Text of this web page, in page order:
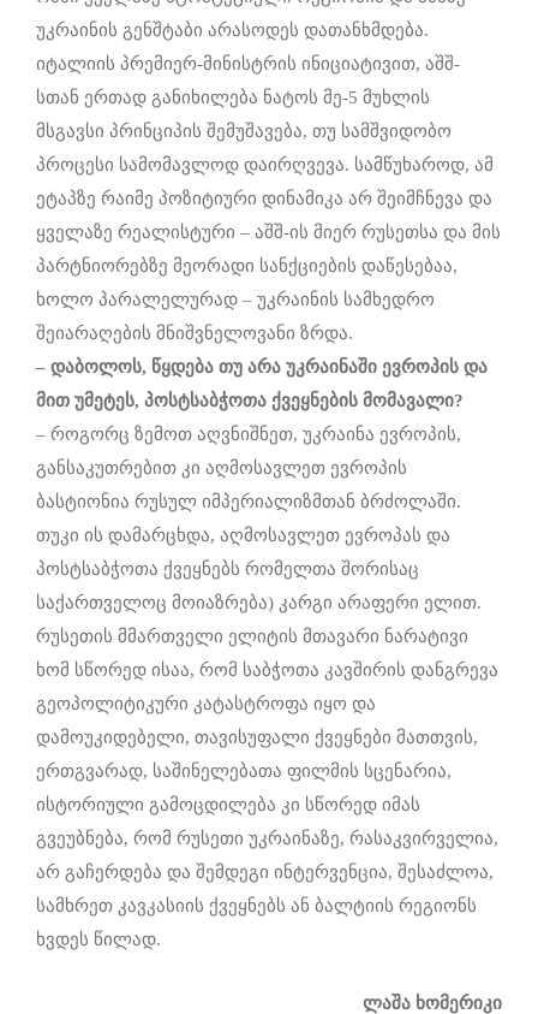
უკრაინის გენშტაბი არასოდეს დათანხმდება.
იტალიის პრემიერ-მინისტრის ინიციატივით, აშშ-
სთან ერთად განიხილება ნატოს მე-5 მუხლის
მსგავსი პრინციპის შემუშავება, თუ სამშვიდობო
პროცესი სამომავლოდ დაირღვევა. სამწუხაროდ, ამ
ეტაპზე რაიმე პოზიტიური დინამიკა არ შეიმჩნევა და
ყველაზე რეალისტური – აშშ-ის მიერ რუსეთსა და მის
პარტნიორებზე მეორადი სანქციების დაწესებაა,
ხოლო პარალელურად – უკრაინის სამხედრო
შეიარაღების მნიშვნელოვანი ზრდა.
– დაბოლოს, წყდება თუ არა უკრაინაში ევროპის და
მით უმეტეს, პოსტსაბჭოთა ქვეყნების მომავალი?
– როგორც ზემოთ აღვნიშნეთ, უკრაინა ევროპის,
განსაკუთრებით კი აღმოსავლეთ ევროპის
ბასტიონია რუსულ იმპერიალიზმთან ბრძოლაში.
თუკი ის დამარცხდა, აღმოსავლეთ ევროპას და
პოსტსაბჭოთა ქვეყნებს რომელთა შორისაც
საქართველოც მოიაზრება) კარგი არაფერი ელით.
რუსეთის მმართველი ელიტის მთავარი ნარატივი
ხომ სწორედ ისაა, რომ საბჭოთა კავშირის დანგრევა
გეოპოლიტიკური კატასტროფა იყო და
დამოუკიდებელი, თავისუფალი ქვეყნები მათთვის,
ერთგვარად, საშინელებათა ფილმის სცენარია,
ისტორიული გამოცდილება კი სწორედ იმას
გვეუბნება, რომ რუსეთი უკრაინაზე, რასაკვირველია,
არ გაჩერდება და შემდეგი ინტერვენცია, შესაძლოა,
სამხრეთ კავკასიის ქვეყნებს ან ბალტიის რეგიონს
ხვდეს წილად.
ლაშა ხომერიკი